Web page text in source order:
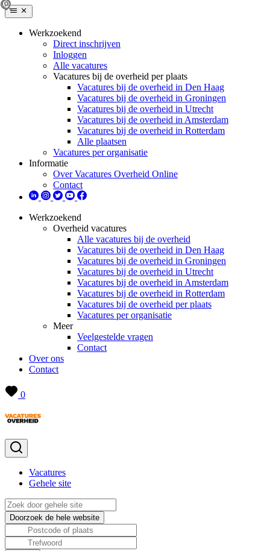
Werkzoekend
Direct inschrijven
Inloggen
Alle vacatures
Vacatures bij de overheid per plaats
Vacatures bij de overheid in Den Haag
Vacatures bij de overheid in Groningen
Vacatures bij de overheid in Utrecht
Vacatures bij de overheid in Amsterdam
Vacatures bij de overheid in Rotterdam
Alle plaatsen
Vacatures per organisatie
Informatie
Over Vacatures Overheid Online
Contact
Werkzoekend
Overheid vacatures
Alle vacatures bij de overheid
Vacatures bij de overheid in Den Haag
Vacatures bij de overheid in Groningen
Vacatures bij de overheid in Utrecht
Vacatures bij de overheid in Amsterdam
Vacatures bij de overheid in Rotterdam
Vacatures bij de overheid per plaats
Vacatures per organisatie
Meer
Veelgestelde vragen
Contact
Over ons
Contact
0
Vacatures
Gehele site